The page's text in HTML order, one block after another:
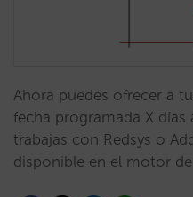
Ahora puedes ofrecer a
fecha programada X días
trabajas con Redsys o
disponible en el motor